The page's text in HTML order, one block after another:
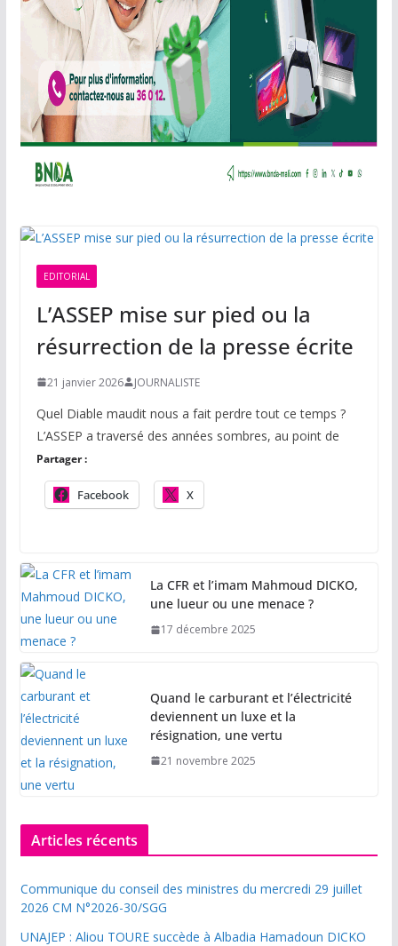
EDITORIAL
L’ASSEP mise sur pied ou la
résurrection de la presse écrite
21 janvier 2026 JOURNALISTE
Quel Diable maudit nous a fait perdre tout ce temps ?
L’ASSEP a traversé des années sombres, au point de
Partager :
Facebook X
La CFR et l’imam Mahmoud DICKO,
une lueur ou une menace ?
17 décembre 2025
Quand le carburant et l’électricité
deviennent un luxe et la
résignation, une vertu
21 novembre 2025
Articles récents
Communique du conseil des ministres du mercredi 29 juillet
2026 CM N°2026-30/SGG
UNAJEP : Aliou TOURE succède à Albadia Hamadoun DICKO